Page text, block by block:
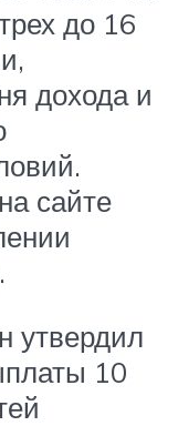
до 16
дохода и
сайте
утвердил
10